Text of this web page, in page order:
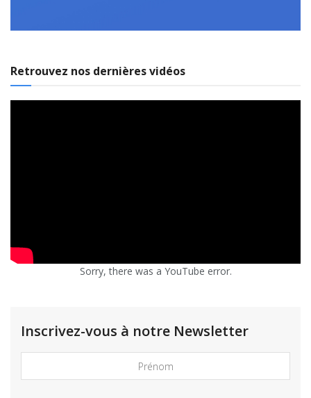
Retrouvez nos dernières vidéos
Sorry, there was a YouTube error.
Inscrivez-vous à notre Newsletter